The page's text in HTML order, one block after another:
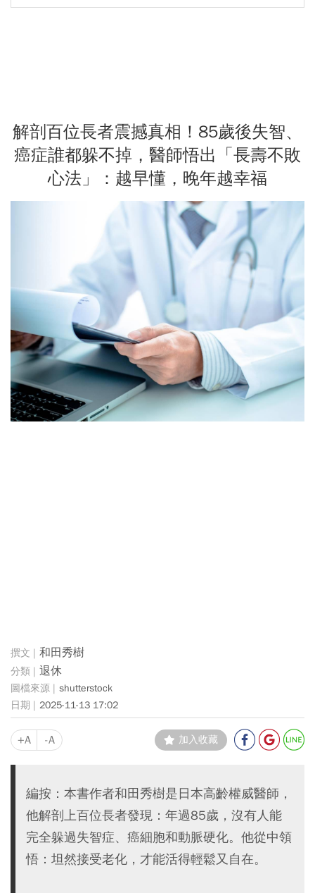
解剖百位長者震撼真相！85歲後失智、
癌症誰都躲不掉，醫師悟出「長壽不敗
心法」：越早懂，晚年越幸福
和田秀樹
退休
shutterstock
2025-11-13 17:02
+A -A 加入收藏
編按：本書作者和田秀樹是日本高齡權威醫師，
他解剖上百位長者發現：年過85歲，沒有人能
完全躲過失智症、癌細胞和動脈硬化。他從中領
悟：坦然接受老化，才能活得輕鬆又自在。